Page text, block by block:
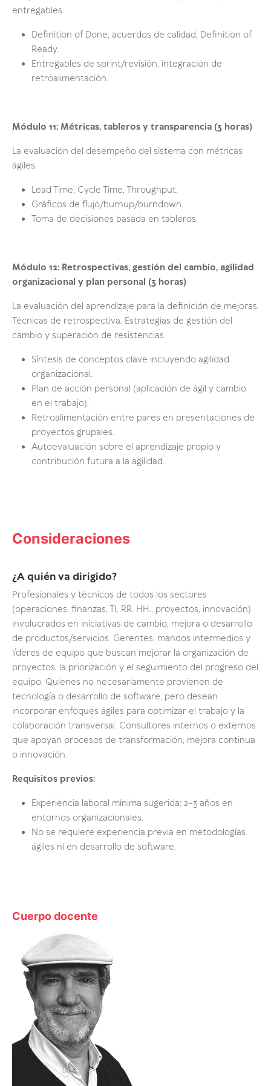
entregables.
Definition of Done, acuerdos de calidad, Definition of
Ready.
Entregables de sprint/revisión, integración de
retroalimentación.
Módulo 11: Métricas, tableros y transparencia (3 horas)
La evaluación del desempeño del sistema con métricas
ágiles.
Lead Time, Cycle Time, Throughput.
Gráficos de flujo/burnup/burndown.
Toma de decisiones basada en tableros.
Módulo 12: Retrospectivas, gestión del cambio, agilidad
organizacional y plan personal (3 horas)
La evaluación del aprendizaje para la definición de mejoras.
Técnicas de retrospectiva. Estrategias de gestión del
cambio y superación de resistencias.
Síntesis de conceptos clave incluyendo agilidad
organizacional.
Plan de acción personal (aplicación de ágil y cambio
en el trabajo).
Retroalimentación entre pares en presentaciones de
proyectos grupales.
Autoevaluación sobre el aprendizaje propio y
contribución futura a la agilidad.
Consideraciones
¿A quién va dirigido?
Profesionales y técnicos de todos los sectores
(operaciones, finanzas, TI, RR. HH., proyectos, innovación)
involucrados en iniciativas de cambio, mejora o desarrollo
de productos/servicios. Gerentes, mandos intermedios y
líderes de equipo que buscan mejorar la organización de
proyectos, la priorización y el seguimiento del progreso del
equipo. Quienes no necesariamente provienen de
tecnología o desarrollo de software, pero desean
incorporar enfoques ágiles para optimizar el trabajo y la
colaboración transversal. Consultores internos o externos
que apoyan procesos de transformación, mejora continua
o innovación.
Requisitos previos:
Experiencia laboral mínima sugerida: 2–3 años en
entornos organizacionales.
No se requiere experiencia previa en metodologías
ágiles ni en desarrollo de software.
Cuerpo docente